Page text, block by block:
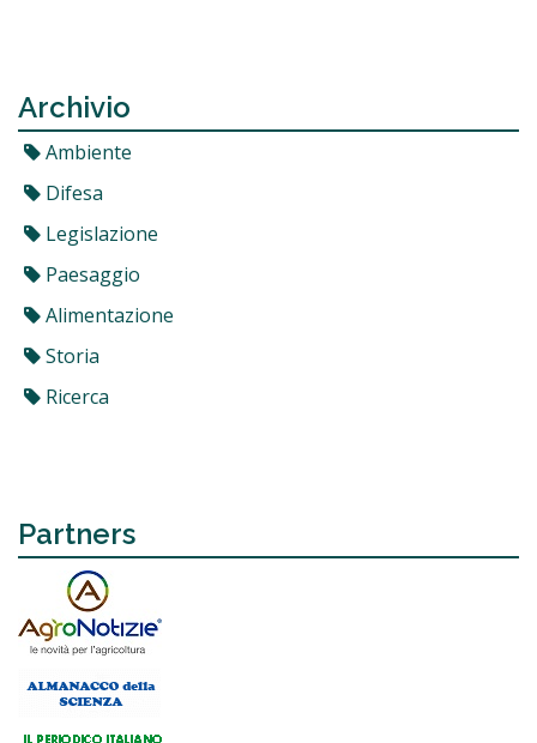
Archivio
Ambiente
Difesa
Legislazione
Paesaggio
Alimentazione
Storia
Ricerca
Partners